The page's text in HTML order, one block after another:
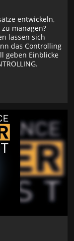
entwickeln,
managen?
lassen sich
das Controlling
geben Einblicke